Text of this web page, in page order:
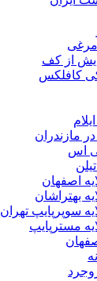
مرغی
از کف
کافلکس
مازندران
اس
اصفهان
بهتراشان
سوپرپایپ تهران
مسترپایپ